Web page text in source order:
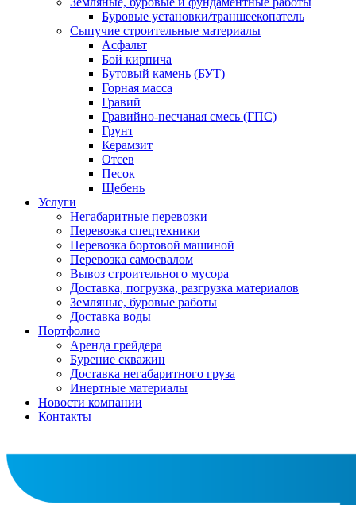
Буровые установки/траншеекопатель
Сыпучие строительные материалы
Асфальт
Бой кирпича
Бутовый камень (БУТ)
Горная масса
Гравий
Гравийно-песчаная смесь (ГПС)
Грунт
Керамзит
Отсев
Песок
Щебень
Услуги
Негабаритные перевозки
Перевозка спецтехники
Перевозка бортовой машиной
Перевозка самосвалом
Вывоз строительного мусора
Доставка, погрузка, разгрузка материалов
Земляные, буровые работы
Доставка воды
Портфолио
Аренда грейдера
Бурение скважин
Доставка негабаритного груза
Инертные материалы
Новости компании
Контакты